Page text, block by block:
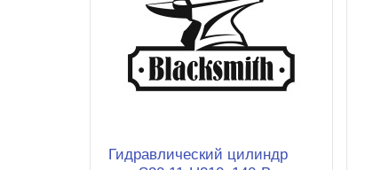
Гидравлический цилиндр